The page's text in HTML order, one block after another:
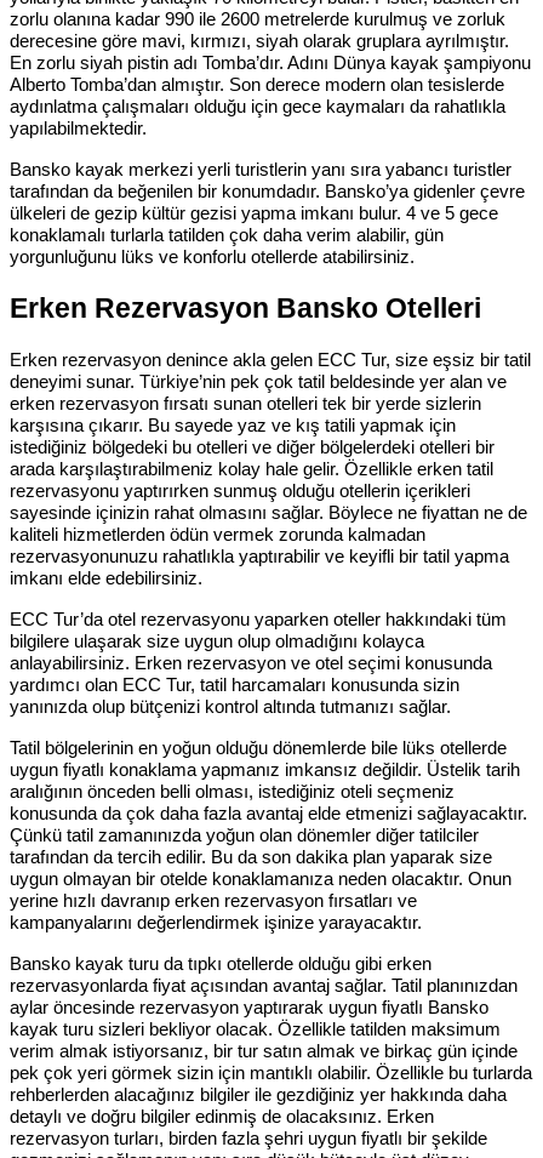
zorlu olanına kadar 990 ile 2600 metrelerde kurulmuş ve zorluk
derecesine göre mavi, kırmızı, siyah olarak gruplara ayrılmıştır.
En zorlu siyah pistin adı Tomba’dır. Adını Dünya kayak şampiyonu
Alberto Tomba’dan almıştır. Son derece modern olan tesislerde
aydınlatma çalışmaları olduğu için gece kaymaları da rahatlıkla
yapılabilmektedir.
Bansko kayak merkezi yerli turistlerin yanı sıra yabancı turistler
tarafından da beğenilen bir konumdadır. Bansko’ya gidenler çevre
ülkeleri de gezip kültür gezisi yapma imkanı bulur. 4 ve 5 gece
konaklamalı turlarla tatilden çok daha verim alabilir, gün
yorgunluğunu lüks ve konforlu otellerde atabilirsiniz.
Erken Rezervasyon Bansko Otelleri
Erken rezervasyon denince akla gelen ECC Tur, size eşsiz bir tatil
deneyimi sunar. Türkiye’nin pek çok tatil beldesinde yer alan ve
erken rezervasyon fırsatı sunan otelleri tek bir yerde sizlerin
karşısına çıkarır. Bu sayede yaz ve kış tatili yapmak için
istediğiniz bölgedeki bu otelleri ve diğer bölgelerdeki otelleri bir
arada karşılaştırabilmeniz kolay hale gelir. Özellikle erken tatil
rezervasyonu yaptırırken sunmuş olduğu otellerin içerikleri
sayesinde içinizin rahat olmasını sağlar. Böylece ne fiyattan ne de
kaliteli hizmetlerden ödün vermek zorunda kalmadan
rezervasyonunuzu rahatlıkla yaptırabilir ve keyifli bir tatil yapma
imkanı elde edebilirsiniz.
ECC Tur’da otel rezervasyonu yaparken oteller hakkındaki tüm
bilgilere ulaşarak size uygun olup olmadığını kolayca
anlayabilirsiniz. Erken rezervasyon ve otel seçimi konusunda
yardımcı olan ECC Tur, tatil harcamaları konusunda sizin
yanınızda olup bütçenizi kontrol altında tutmanızı sağlar.
Tatil bölgelerinin en yoğun olduğu dönemlerde bile lüks otellerde
uygun fiyatlı konaklama yapmanız imkansız değildir. Üstelik tarih
aralığının önceden belli olması, istediğiniz oteli seçmeniz
konusunda da çok daha fazla avantaj elde etmenizi sağlayacaktır.
Çünkü tatil zamanınızda yoğun olan dönemler diğer tatilciler
tarafından da tercih edilir. Bu da son dakika plan yaparak size
uygun olmayan bir otelde konaklamanıza neden olacaktır. Onun
yerine hızlı davranıp erken rezervasyon fırsatları ve
kampanyalarını değerlendirmek işinize yarayacaktır.
Bansko kayak turu da tıpkı otellerde olduğu gibi erken
rezervasyonlarda fiyat açısından avantaj sağlar. Tatil planınızdan
aylar öncesinde rezervasyon yaptırarak uygun fiyatlı Bansko
kayak turu sizleri bekliyor olacak. Özellikle tatilden maksimum
verim almak istiyorsanız, bir tur satın almak ve birkaç gün içinde
pek çok yeri görmek sizin için mantıklı olabilir. Özellikle bu turlarda
rehberlerden alacağınız bilgiler ile gezdiğiniz yer hakkında daha
detaylı ve doğru bilgiler edinmiş de olacaksınız. Erken
rezervasyon turları, birden fazla şehri uygun fiyatlı bir şekilde